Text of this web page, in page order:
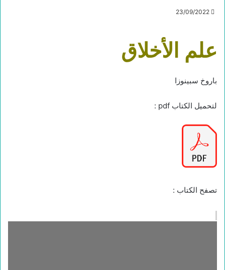
23/09/2022
علم الأخلاق
باروخ سبينوزا
لتحميل الكتاب pdf :
تصفح الكتاب :